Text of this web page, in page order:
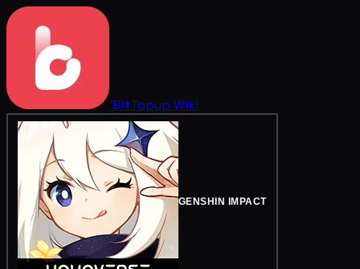
BitTopup Wiki
GENSHIN IMPACT